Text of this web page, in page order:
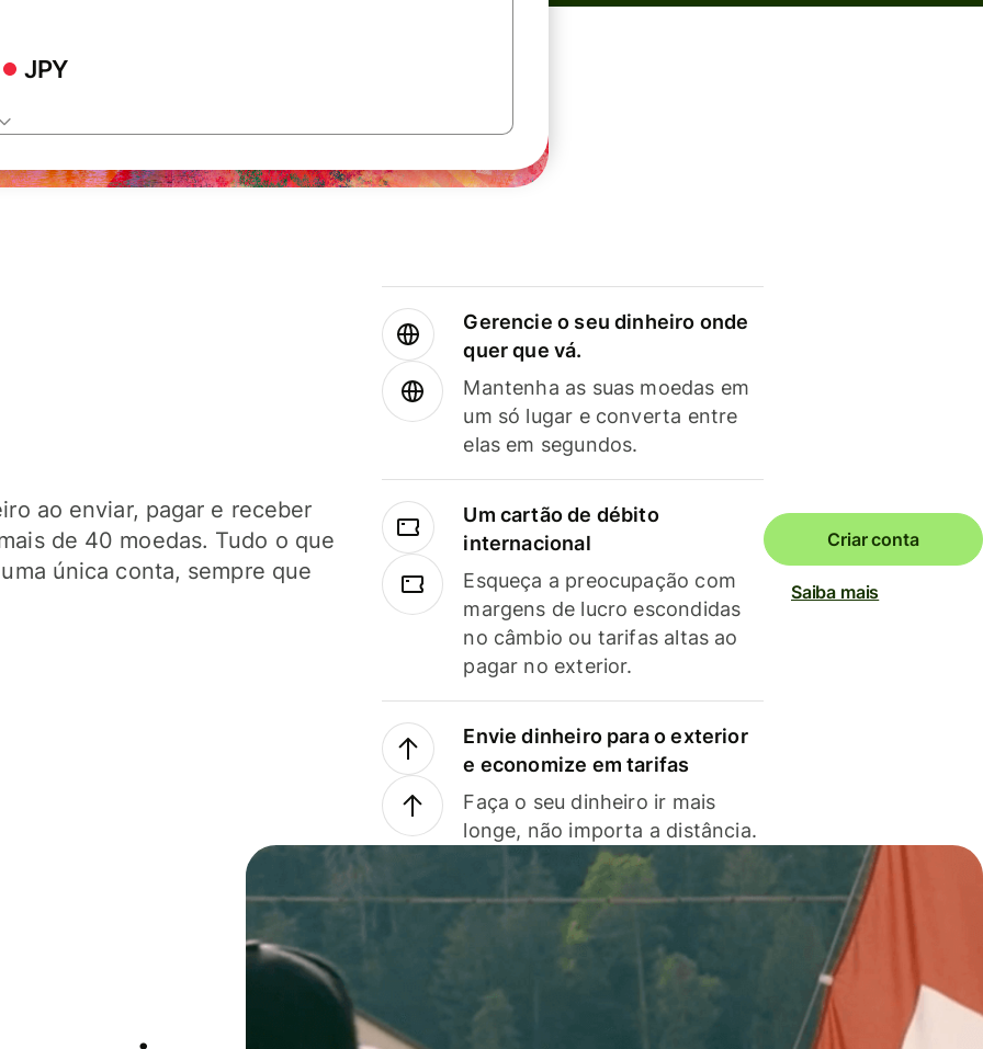
JPY
ao enviar, pagar e receber
de 40 moedas. Tudo o que
única conta, sempre que
Gerencie o seu dinheiro onde
quer que vá.
Mantenha as suas moedas em
um só lugar e converta entre
elas em segundos.
Um cartão de débito
internacional
Esqueça a preocupação com
margens de lucro escondidas
no câmbio ou tarifas altas ao
pagar no exterior.
Envie dinheiro para o exterior
e economize em tarifas
Faça o seu dinheiro ir mais
longe, não importa a distância.
Criar conta
Saiba mais